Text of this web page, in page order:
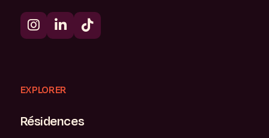
EXPLORER
Résidences